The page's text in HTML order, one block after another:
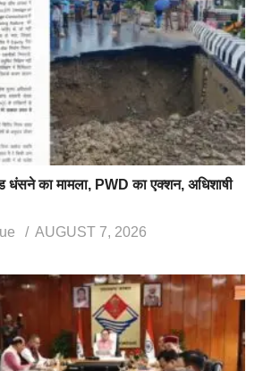
धंसने का मामला, PWD का एक्शन, अधिशाषी
AUGUST 7, 2026